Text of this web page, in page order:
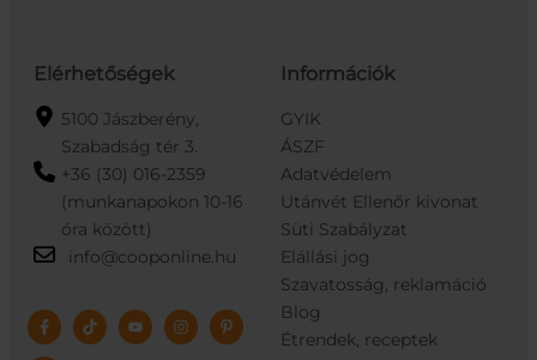
Elérhetőségek
5100 Jászberény,
Szabadság tér 3.
+36 (30) 016-2359
(munkanapokon 10-16
óra között)
info@cooponline.hu
Információk
GYIK
ÁSZF
Adatvédelem
Utánvét Ellenőr kivonat
Süti Szabályzat
Elállási jog
Szavatosság, reklamáció
Blog
Étrendek, receptek